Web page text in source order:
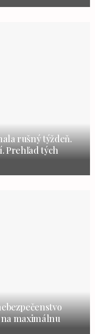
rušný týždeň.
Prehľad tých
na maximálnu